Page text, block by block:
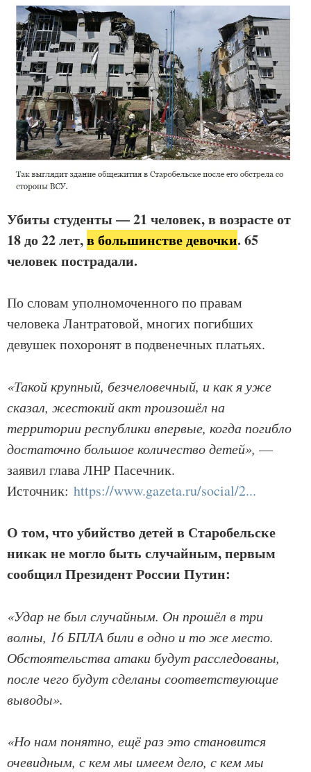
Убиты студенты — 21 человек, в возрасте от
18 до 22 лет,в большинстве девочки. 65
человек пострадали.
По словам уполномоченного по правам
человека Лантратовой, многих погибших
девушек похоронят в подвенечных платьях.
«Такой крупный, безчеловечный, и как я уже
сказал, жестокий акт произошёл на
территории республики впервые, когда погибло
достаточно большое количество детей», —
заявил глава ЛНР Пасечник.
Источник: https://www.gazeta.ru/social/2...
О том, что убийство детей в Старобельске
никак не могло быть случайным, первым
сообщил Президент России Путин:
«Удар не был случайным. Он прошёл в три
волны, 16 БПЛА били в одно и то же место.
Обстоятельства атаки будут расследованы,
после чего будут сделаны соответствующие
выводы».
«Но нам понятно, ещё раз это становится
очевидным, с кем мы имеем дело, с кем мы